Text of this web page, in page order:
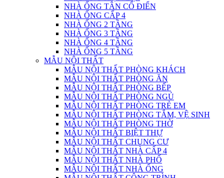
NHÀ ỐNG TÂN CỔ ĐIỂN
NHÀ ỐNG CẤP 4
NHÀ ỐNG 2 TẦNG
NHÀ ỐNG 3 TẦNG
NHÀ ỐNG 4 TẦNG
NHÀ ỐNG 5 TẦNG
MẪU NỘI THẤT
MẪU NỘI THẤT PHÒNG KHÁCH
MẪU NỘI THẤT PHÒNG ĂN
MẪU NỘI THẤT PHÒNG BẾP
MẪU NỘI THẤT PHÒNG NGỦ
MẪU NỘI THẤT PHÒNG TRẺ EM
MẪU NỘI THẤT PHÒNG TẮM, VỆ SINH
MẪU NỘI THẤT PHÒNG THỜ
MẪU NỘI THẤT BIỆT THỰ
MẪU NỘI THẤT CHUNG CƯ
MẪU NỘI THẤT NHÀ CẤP 4
MẪU NỘI THẤT NHÀ PHỐ
MẪU NỘI THẤT NHÀ ỐNG